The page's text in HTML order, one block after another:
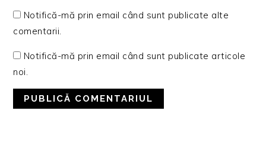
Notifică-mă prin email când sunt publicate alte
comentarii.
Notifică-mă prin email când sunt publicate articole
noi.